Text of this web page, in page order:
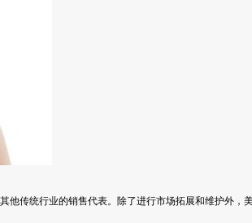
他传统行业的销售代表。除了进行市场拓展和维护外